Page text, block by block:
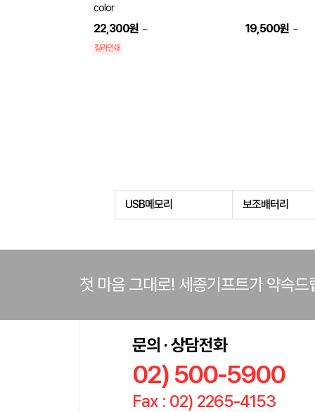
color
22,300원 ~
칼라인쇄
19,500원 ~
USB메모리 보조배터리
첫 마음 그대로! 세종기프트가 약속드
문의 · 상담전화
02) 500-5900
Fax : 02) 2265-4153